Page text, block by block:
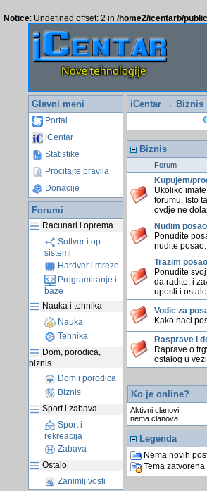
Notice: Undefined offset: 2 in /home2/icentarb/
Glavni meni
Portal
iCentar
Statistike
Procitajte pravila
Donacije
Forumi
Racunari i oprema
Softver i op.
sistemi
Hardver i mreze
Programiranje i
baze
Nauka i tehnika
Nauka
Tehnika
Dom, porodica,
biznis
Dom i porodica
Biznis
Sport i zabava
Sport i
rekreacija
Zabava
Ostalo
Zanimljivosti
iCentar→ Biznis
Biznis
Forum
Kupujem/
Ukoliko
forumu. Isto
ovdje ne
Nudim posao
Ponudite
nudite posao.
Trazim posao
Ponudite
da radite, i
uposli i
Vodic za
Kako naci
Rasprave i
Raprave o
ostalog u
Ko je online?
Aktivni clanovi:
nema clanova
Legenda
Nema novih
Tema zatvorena